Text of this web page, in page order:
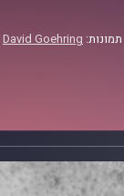
David Goehring